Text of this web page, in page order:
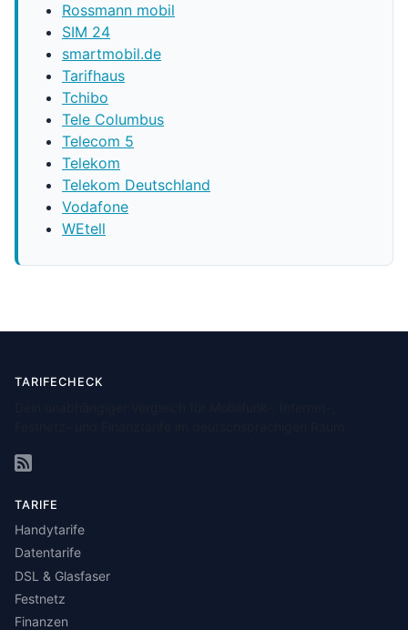
Rossmann mobil
SIM 24
smartmobil.de
Tarifhaus
Tchibo
Tele Columbus
Telecom 5
Telekom
Telekom Deutschland
Vodafone
WEtell
TARIFECHECK
TARIFE
Handytarife
Datentarife
DSL & Glasfaser
Festnetz
Finanzen